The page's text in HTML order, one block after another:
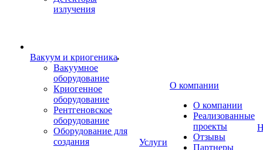
излучения
Вакуум и криогеника
Вакуумное
оборудование
Криогенное
оборудование
Рентгеновское
оборудование
Оборудование для
создания
Услуги
О компании
О компании
Реализованные
проекты
Отзывы
Партнеры